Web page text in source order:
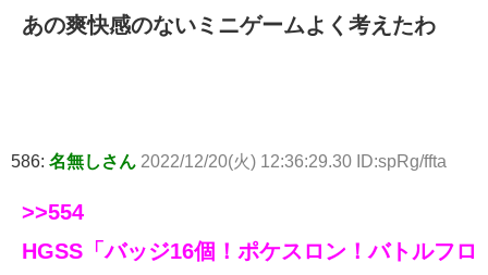
あの爽快感のないミニゲームよく考えたわ
586: 名無しさん 2022/12/20(火) 12:36:29.30 ID:spRg/ffta
>>554
HGSS「バッジ16個！ポケスロン！バトルフロ